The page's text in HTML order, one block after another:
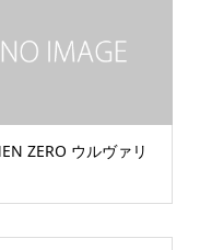
ZERO ウルヴァリ